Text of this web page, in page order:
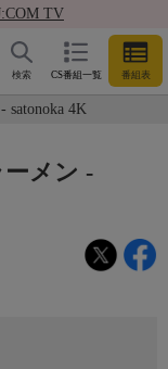
TV
CS番組一覧 番組表
検索
4K
メン -